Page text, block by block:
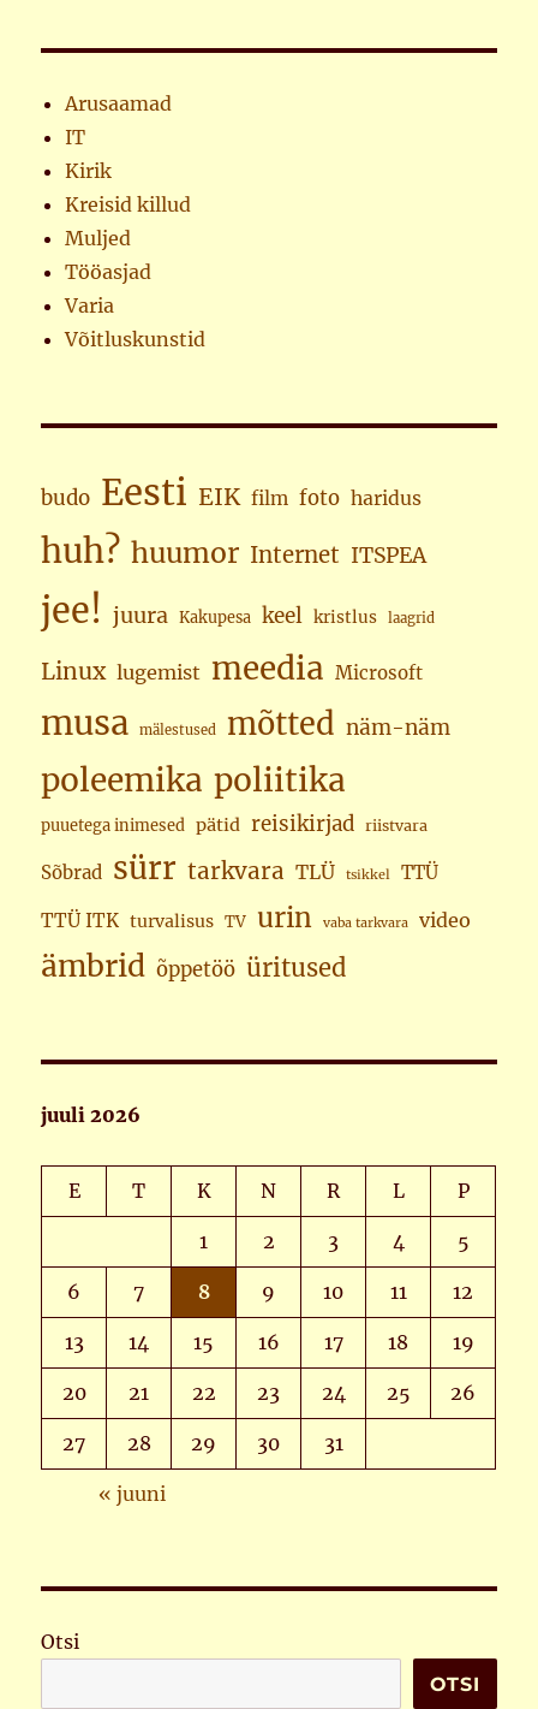
Arusaamad
IT
Kirik
Kreisid killud
Muljed
Tööasjad
Varia
Võitluskunstid
budo Eesti EIK film foto haridus
huh? huumor Internet ITSPEA
jee! juura Kakupesa keel kristlus laagrid
Linux lugemist meedia Microsoft
musa mälestused mõtted näm-näm
poleemika poliitika
puuetega inimesed pätid reisikirjad riistvara
Sõbrad sürr tarkvara TLÜ tsikkel TTÜ
TTÜ ITK turvalisus TV urin vaba tarkvara video
ämbrid õppetöö üritused
juuli 2026
E T K N R L P
1 2 3 4 5
6 7 8 9 10 11 12
13 14 15 16 17 18 19
20 21 22 23 24 25 26
27 28 29 30 31
« juuni
Otsi
OTSI